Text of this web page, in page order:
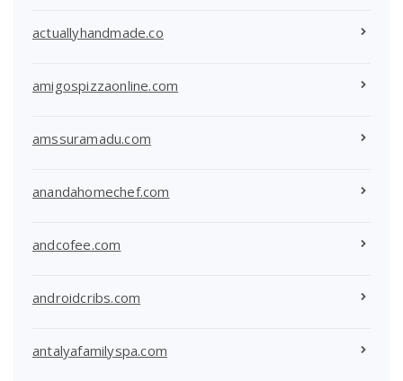
actuallyhandmade.co
amigospizzaonline.com
amssuramadu.com
anandahomechef.com
andcofee.com
androidcribs.com
antalyafamilyspa.com